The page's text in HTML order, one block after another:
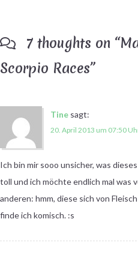
7 thoughts on “
Scorpio Races”
Tine sagt:
20. April 2013 um 07:50
Ich bin mir sooo unsicher, was
toll und ich möchte endlich mal was
anderen: hmm, diese sich von
finde ich komisch. :s